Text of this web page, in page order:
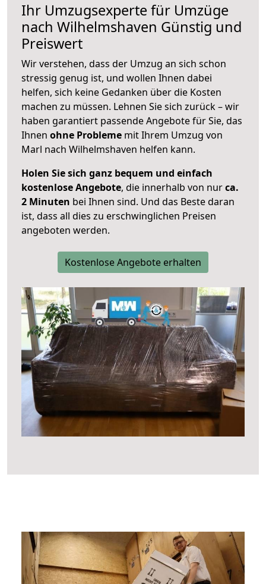
Ihr Umzugsexperte für Umzüge
nach Wilhelmshaven Günstig und
Preiswert
Wir verstehen, dass der Umzug an sich schon
stressig genug ist, und wollen Ihnen dabei
helfen, sich keine Gedanken über die Kosten
machen zu müssen. Lehnen Sie sich zurück – wir
haben garantiert passende Angebote für Sie, das
Ihnen ohne Probleme mit Ihrem Umzug von
Marl nach Wilhelmshaven helfen kann.
Holen Sie sich ganz bequem und einfach
kostenlose Angebote, die innerhalb von nurca.
2 Minuten bei Ihnen sind. Und das Beste daran
ist, dass all dies zu erschwinglichen Preisen
angeboten werden.
Kostenlose Angebote erhalten